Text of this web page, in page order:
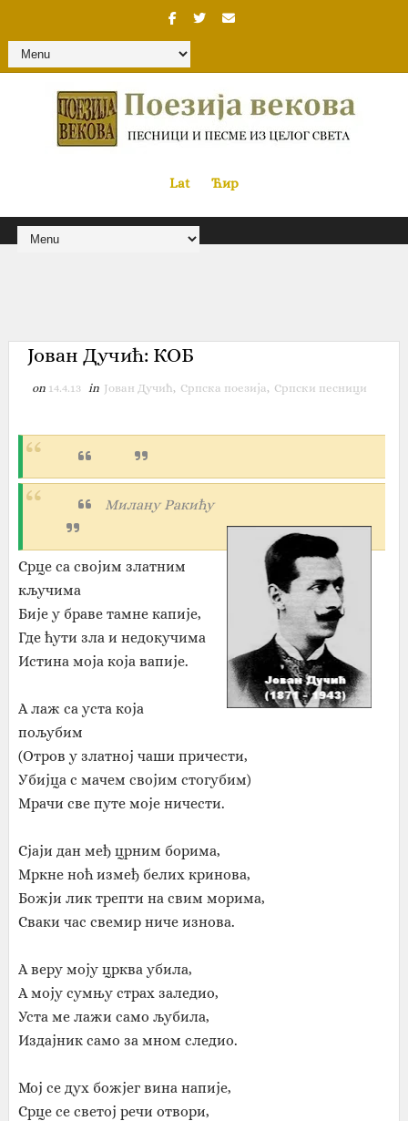
Lat« Ћир
Јован Дучић: КОБ
on 14.4.13 in Јован Дучић, Српска поезија, Српски песници
Милану Ракићу
Срце са својим златним
кључима
Бије у браве тамне капије,
Где ћути зла и недокучима
Истина моја која вапије.
А лаж са уста која
пољубим
(Отров у златној чаши причести,
Убијца с мачем својим стогубим)
Мрачи све путе моје ничести.
Сјаји дан међ црним борима,
Мркне ноћ измеђ белих кринова,
Божји лик трепти на свим морима,
Сваки час свемир ниче изнова.
А веру моју црква убила,
А моју сумњу страх заледио,
Уста ме лажи само љубила,
Издајник само за мном следио.
Мој се дух божјег вина напије,
Срце се светој речи отвори,